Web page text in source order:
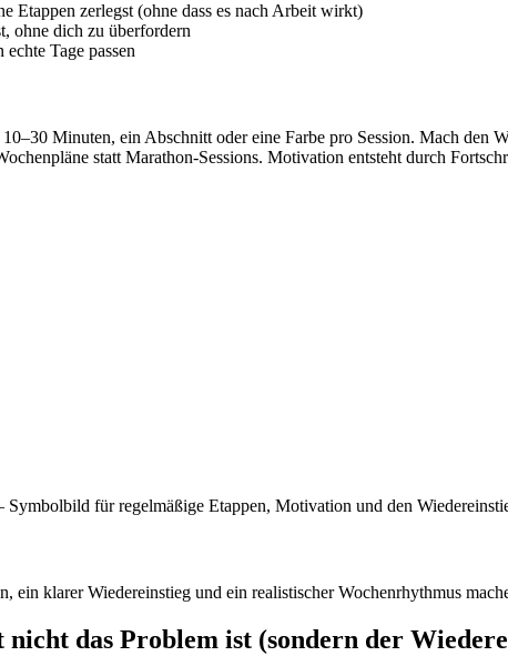
Etappen zerlegst (ohne dass es nach Arbeit wirkt)
ohne dich zu überfordern
Tage passen
Minuten, ein Abschnitt oder eine Farbe pro Session. Mach den
statt Marathon-Sessions. Motivation entsteht durch
ein klarer Wiedereinstieg und ein realistischer Wochenrhythmus
das Problem ist (sondern der